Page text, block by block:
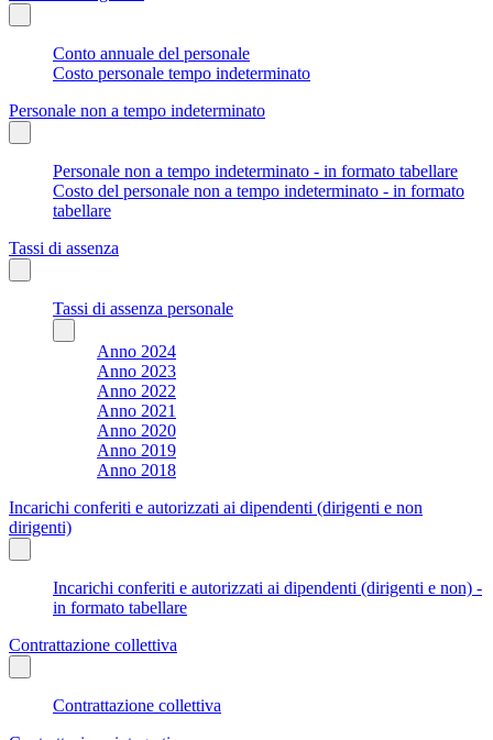
Conto annuale del personale
Costo personale tempo indeterminato
Personale non a tempo indeterminato
Personale non a tempo indeterminato - in formato tabellare
Costo del personale non a tempo indeterminato - in formato
tabellare
Tassi di assenza
Tassi di assenza personale
Anno 2024
Anno 2023
Anno 2022
Anno 2021
Anno 2020
Anno 2019
Anno 2018
Incarichi conferiti e autorizzati ai dipendenti (dirigenti e non
dirigenti)
Incarichi conferiti e autorizzati ai dipendenti (dirigenti e non) -
in formato tabellare
Contrattazione collettiva
Contrattazione collettiva